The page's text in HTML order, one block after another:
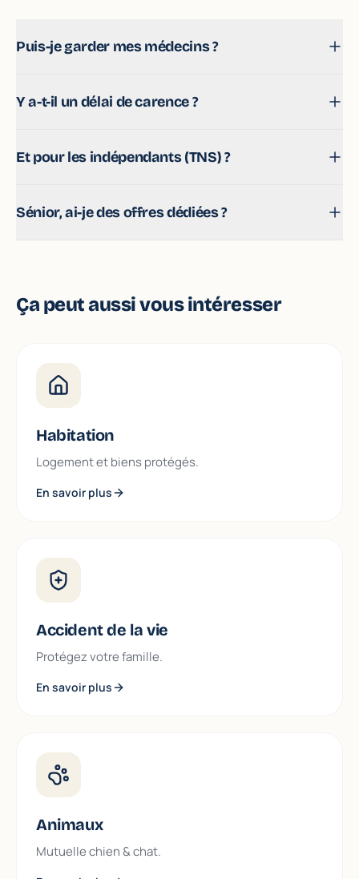
Puis-je garder mes médecins ?
elle complète vos remboursements.
Y a-t-il un délai de carence ?
offres avec peu ou pas de carence.
Et pour les indépendants (TNS) ?
déductibles selon votre statut.
Sénior, ai-je des offres dédiées ?
Ça peut aussi vous intéresser
Habitation
Logement et biens protégés.
En savoir plus
Accident de la vie
Protégez votre famille.
En savoir plus
Animaux
Mutuelle chien & chat.